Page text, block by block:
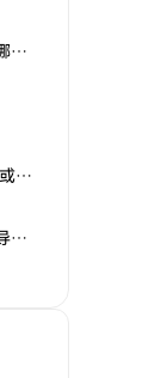
比特币的下一个支撑位分析师们预测会在哪里？
埃隆·马斯克如何在他的公司中使用区块链或加密货币？
以太坊的链上激增是否挑战了比特币的主导地位？